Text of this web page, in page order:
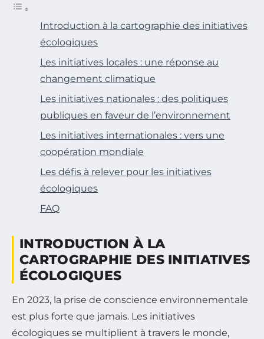
Introduction à la cartographie des initiatives
écologiques
Les initiatives locales : une réponse au
changement climatique
Les initiatives nationales : des politiques
publiques en faveur de l’environnement
Les initiatives internationales : vers une
coopération mondiale
Les défis à relever pour les initiatives
écologiques
FAQ
INTRODUCTION À LA
CARTOGRAPHIE DES INITIATIVES
ÉCOLOGIQUES
En 2023, la prise de conscience environnementale
est plus forte que jamais. Les initiatives
écologiques se multiplient à travers le monde,